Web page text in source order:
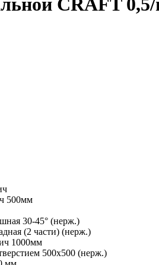
CRAFT
500мм
30-45° (нерж.)
(2 части) (нерж.)
1000мм
500х500 (нерж.)